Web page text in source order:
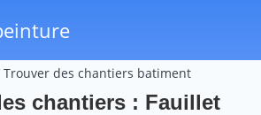
Trouver des chantiers batiment
chantiers : Fauillet